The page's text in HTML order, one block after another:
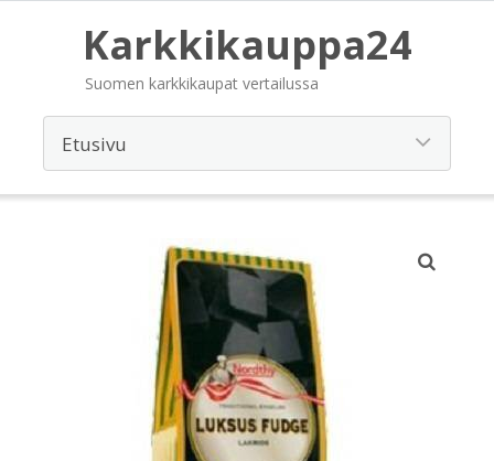
Karkkikauppa24
Suomen karkkikaupat vertailussa